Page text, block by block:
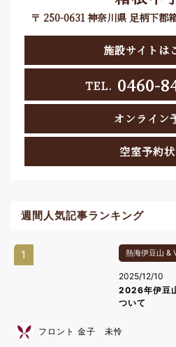
〒 250-0631 神奈川県 足柄下郡
施設サイトは
TEL. 0460-
オンライン
空室予約
週間人気記事ランキング
1 熱海伊豆山 &
2025/12/10
2026年伊豆
ついて
フロント 金子 未怜